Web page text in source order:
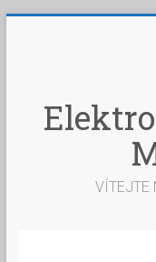
VÍTEJTE